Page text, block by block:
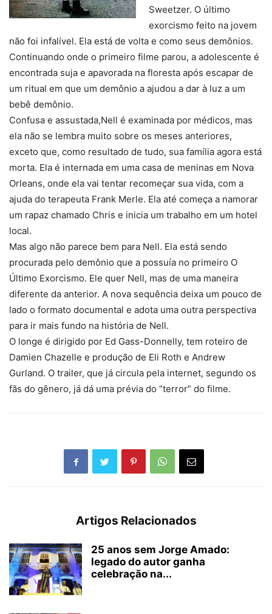
Sweetzer. O último
exorcismo feito na jovem
não foi infalível. Ela está de volta e como seus demônios.
Continuando onde o primeiro filme parou, a adolescente é
encontrada suja e apavorada na floresta após escapar de
um ritual em que um demônio a ajudou a dar à luz a um
bebê demônio.
Confusa e assustada,Nell é examinada por médicos, mas
ela não se lembra muito sobre os meses anteriores,
exceto que, como resultado de tudo, sua família agora está
morta. Ela é internada em uma casa de meninas em Nova
Orleans, onde ela vai tentar recomeçar sua vida, com a
ajuda do terapeuta Frank Merle. Ela até começa a namorar
um rapaz chamado Chris e inicia um trabalho em um hotel
local.
Mas algo não parece bem para Nell. Ela está sendo
procurada pelo demônio que a possuía no primeiro O
Último Exorcismo. Ele quer Nell, mas de uma maneira
diferente da anterior. A nova sequência deixa um pouco de
lado o formato documental e adota uma outra perspectiva
para ir mais fundo na história de Nell.
O longe é dirigido por Ed Gass-Donnelly, tem roteiro de
Damien Chazelle e produção de Eli Roth e Andrew
Gurland. O trailer, que já circula pela internet, segundo os
fãs do gênero, já dá uma prévia do “terror” do filme.
Artigos Relacionados
25 anos sem Jorge Amado:
legado do autor ganha
celebração na...